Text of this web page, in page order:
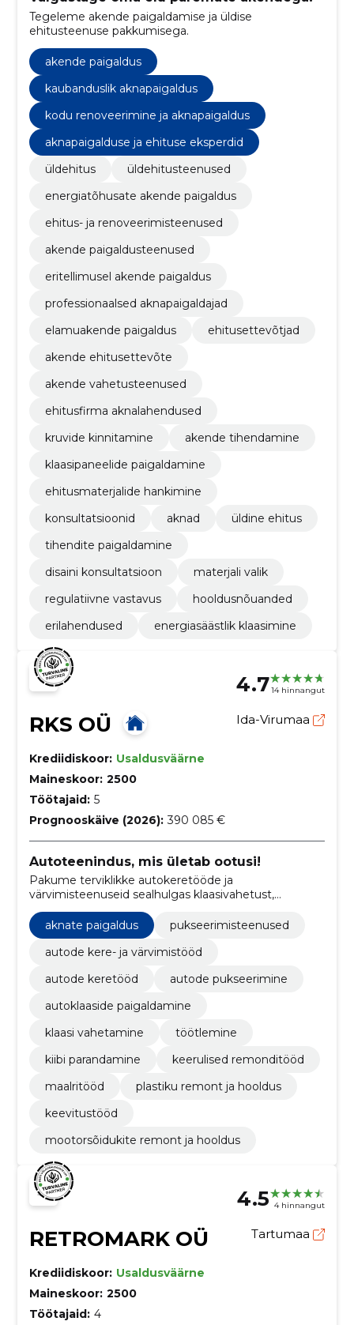
Tegeleme akende paigaldamise ja üldise
ehitusteenuse pakkumisega.
akende paigaldus
kaubanduslik aknapaigaldus
kodu renoveerimine ja aknapaigaldus
aknapaigalduse ja ehituse eksperdid
üldehitus
üldehitusteenused
energiatõhusate akende paigaldus
ehitus- ja renoveerimisteenused
akende paigaldusteenused
eritellimusel akende paigaldus
professionaalsed aknapaigaldajad
elamuakende paigaldus
ehitusettevõtjad
akende ehitusettevõte
akende vahetusteenused
ehitusfirma aknalahendused
kruvide kinnitamine
akende tihendamine
klaasipaneelide paigaldamine
ehitusmaterjalide hankimine
konsultatsioonid
aknad
üldine ehitus
tihendite paigaldamine
disaini konsultatsioon
materjali valik
regulatiivne vastavus
hooldusnõuanded
erilahendused
energiasäästlik klaasimine
4.714 hinnangut
RKS OÜ Ida-Virumaa
Krediidiskoor: Usaldusväärne
Maineskoor: 2500
Töötajaid: 5
Prognooskäive (2026): 390 085 €
Autoteenindus, mis ületab ootusi!
Pakume terviklikke autokeretööde ja
värvimisteenuseid sealhulgas klaasivahetust,
puksiirabi, kliimaseadme täitmist ja plastosade
parandust.
aknate paigaldus
pukseerimisteenused
autode kere- ja värvimistööd
autode keretööd
autode pukseerimine
autoklaaside paigaldamine
klaasi vahetamine
töötlemine
kiibi parandamine
keerulised remonditööd
maalritööd
plastiku remont ja hooldus
keevitustööd
mootorsõidukite remont ja hooldus
4.5 4 hinnangut
RETROMARK OÜ Tartumaa
Krediidiskoor: Usaldusväärne
Maineskoor: 2500
Töötajaid: 4